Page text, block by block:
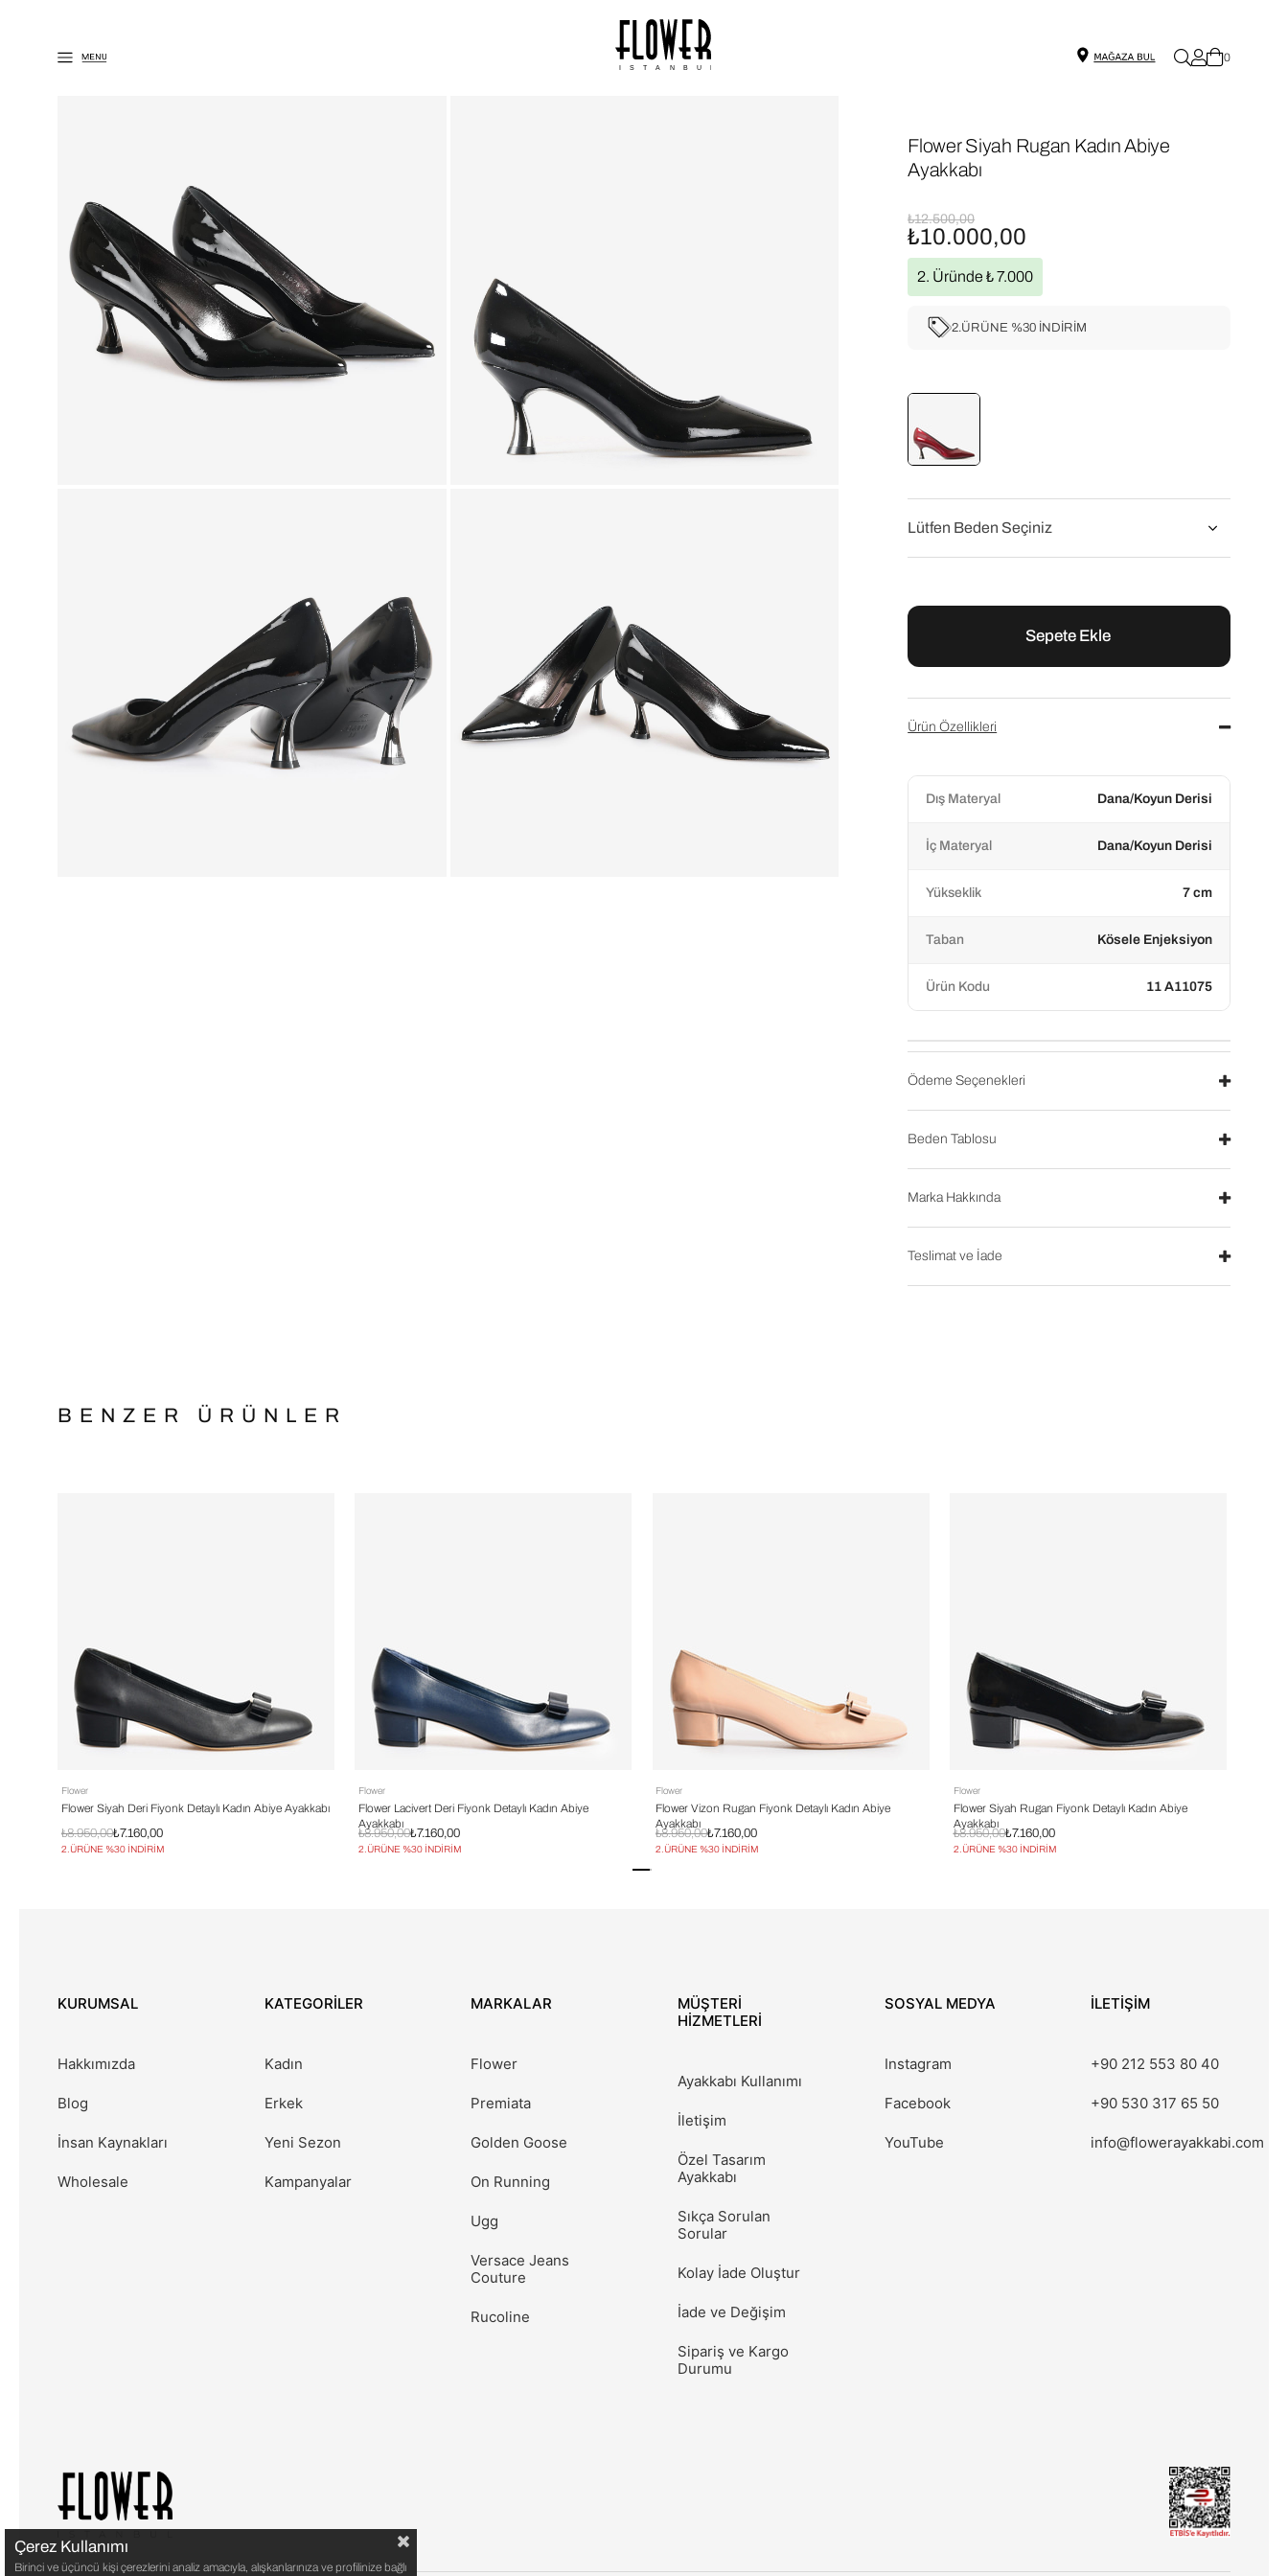
ISTANBUL
0
Flower Siyah Rugan Kadın Abiye
Ayakkabı
₺12.500,00
₺10.000,00
2.ÜRÜNE %30 İNDİRİM
2. Üründe ₺ 7.000
₺10.000,00
₺12.500,00
Ürün Özellikleri
Dış Materyal Dana/Koyun Derisi
İç Materyal Dana/Koyun Derisi
Yükseklik 7 cm
Taban Kösele Enjeksiyon
Ürün Kodu 11 A11075
Ödeme Seçenekleri
Beden Tablosu
Marka Hakkında
Teslimat ve İade
BENZER ÜRÜNLER
Flower
Flower Siyah Deri Fiyonk Detaylı Kadın Abiye Ayakkabı
₺7.160,00
₺8.950,00
2.ÜRÜNE %30 İNDİRİM
Flower
Flower Lacivert Deri Fiyonk Detaylı Kadın Abiye
Ayakkabı
₺7.160,00
₺8.950,00
2.ÜRÜNE %30 İNDİRİM
Flower
Flower Vizon Rugan Fiyonk Detaylı Kadın Abiye
Ayakkabı
₺7.160,00
₺8.950,00
2.ÜRÜNE %30 İNDİRİM
Flower
Flower Siyah Rugan Fiyonk Detaylı Kadın Abiye
Ayakkabı
₺7.160,00
₺8.950,00
2.ÜRÜNE %30 İNDİRİM
KURUMSAL
Hakkımızda
Blog
İnsan Kaynakları
Wholesale
KATEGORİLER
Kadın
Erkek
Yeni Sezon
Kampanyalar
MARKALAR
Flower
Premiata
Golden Goose
On Running
Ugg
Versace Jeans
Couture
Rucoline
MÜŞTERİ
HİZMETLERİ
Ayakkabı Kullanımı
İletişim
Özel Tasarım
Ayakkabı
Sıkça Sorulan
Sorular
Kolay İade Oluştur
İade ve Değişim
Sipariş ve Kargo
Durumu
SOSYAL MEDYA
Instagram
Facebook
YouTube
İLETİŞİM
+90 212 553 80 40
+90 530 317 65 50
info@flowerayakkabi.com
Çerez Kullanımı
Birinci ve üçüncü kişi çerezlerini analiz amacıyla, alışkanlarınıza ve profilinize bağlı